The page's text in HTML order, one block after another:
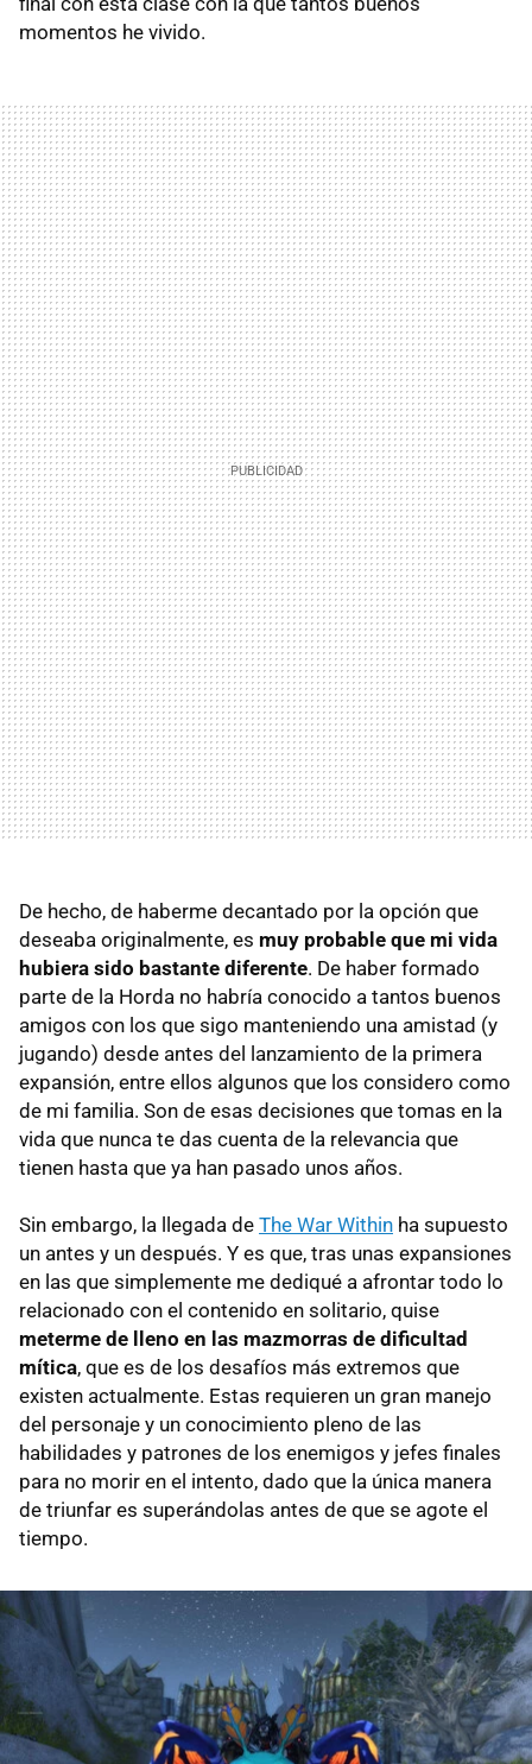
momentos he vivido.
De hecho, de haberme decantado por la opción que
deseaba originalmente, es muy probable que mi vida
hubiera sido bastante diferente. De haber formado
parte de la Horda no habría conocido a tantos buenos
amigos con los que sigo manteniendo una amistad (y
jugando) desde antes del lanzamiento de la primera
expansión, entre ellos algunos que los considero como
de mi familia. Son de esas decisiones que tomas en la
vida que nunca te das cuenta de la relevancia que
tienen hasta que ya han pasado unos años.
Sin embargo, la llegada de The War Within ha supuesto
un antes y un después. Y es que, tras unas expansiones
en las que simplemente me dediqué a afrontar todo lo
relacionado con el contenido en solitario, quise
meterme de lleno en las mazmorras de dificultad
mítica, que es de los desafíos más extremos que
existen actualmente. Estas requieren un gran manejo
del personaje y un conocimiento pleno de las
habilidades y patrones de los enemigos y jefes finales
para no morir en el intento, dado que la única manera
de triunfar es superándolas antes de que se agote el
tiempo.